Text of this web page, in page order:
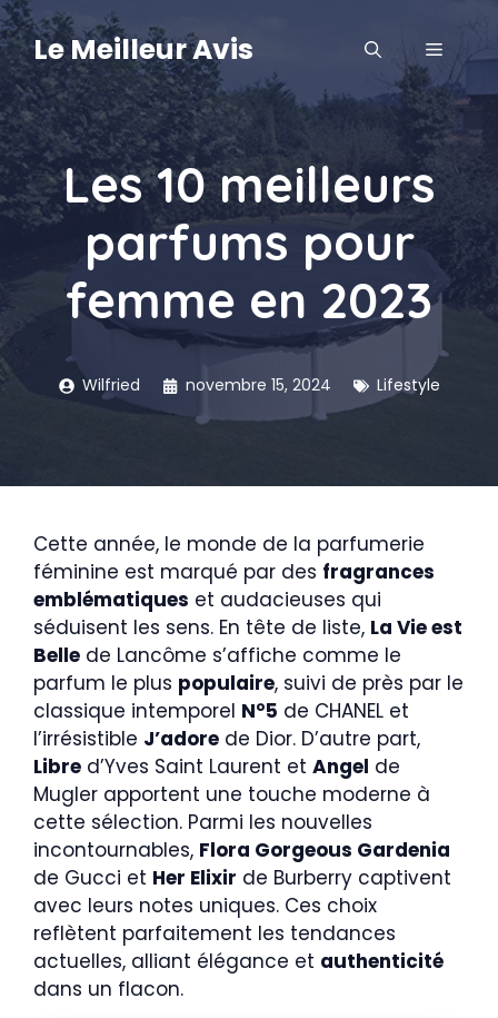
Aller
au
contenu
Le Meilleur Avis MENU
Les 10 meilleurs
parfums pour
femme en 2023
Wilfried novembre 15, 2024 Lifestyle
Cette année, le monde de la parfumerie
féminine est marqué par des fragrances
emblématiques et audacieuses qui
séduisent les sens. En tête de liste, La Vie est
Belle de Lancôme s’affiche comme le
parfum le plus populaire, suivi de près par le
classique intemporel N°5 de CHANEL et
l’irrésistible J’adore de Dior. D’autre part,
Libre d’Yves Saint Laurent et Angel de
Mugler apportent une touche moderne à
cette sélection. Parmi les nouvelles
incontournables, Flora Gorgeous Gardenia
de Gucci et Her Elixir de Burberry captivent
avec leurs notes uniques. Ces choix
reflètent parfaitement les tendances
actuelles, alliant élégance et authenticité
dans un flacon.